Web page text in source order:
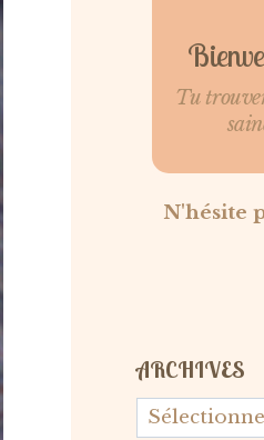
Tu
N'hésite
ARCHIVES
Archives